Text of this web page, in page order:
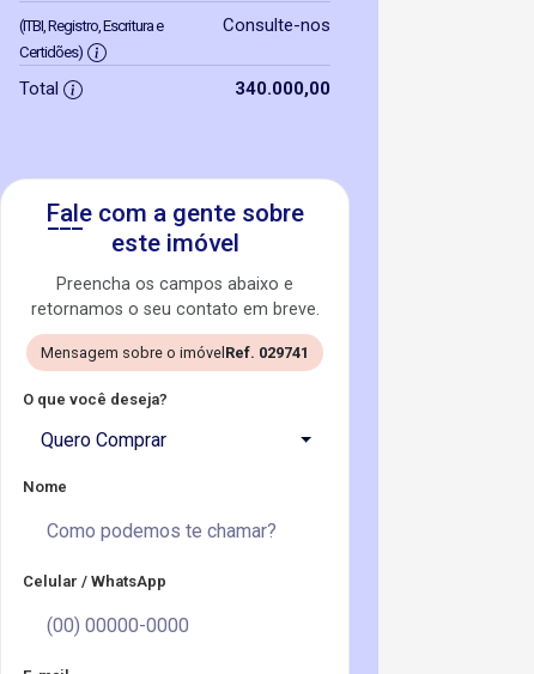
(ITBI, Registro, Escritura e
Certidões)
Consulte-nos
Total 340.000,00
Fale com a gente sobre
este imóvel
Preencha os campos abaixo e
retornamos o seu contato em breve.
Mensagem sobre o imóvel Ref. 029741
O que você deseja?
Quero Comprar
Nome
Celular / WhatsApp